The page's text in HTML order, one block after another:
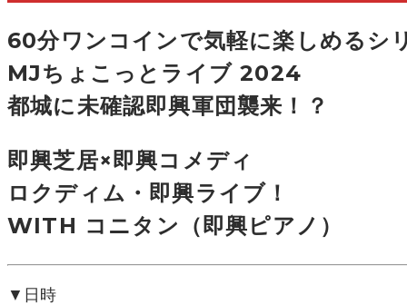
60分ワンコインで気軽に楽しめるシ
MJちょこっとライブ 2024
都城に未確認即興軍団襲来！？
即興芝居×即興コメディ
ロクディム・即興ライブ！
WITH コニタン（即興ピアノ）
▼日時